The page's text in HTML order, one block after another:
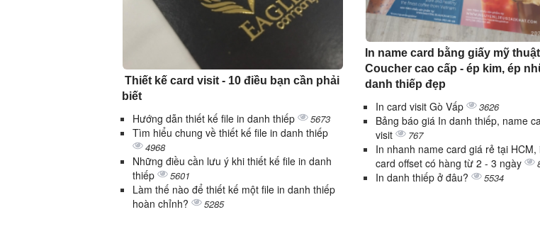
Thiết kế card visit - 10 điều bạn cần phải
biết
Hướng dẫn thiết kế file in danh thiếp 5673
Tìm hiểu chung về thiết kế file in danh thiếp
4968
Những điều cần lưu ý khi thiết kế file in danh
thiếp
5601
Làm thế nào để thiết kế một file in danh thiếp
hoàn chỉnh?
5285
In name card bằng giấy mỹ
Coucher cao cấp - ép kim, ép
danh thiếp đẹp
In card visit Gò Vấp 3626
Bảng báo giá In danh thiếp, name
visit
767
In nhanh name card giá rẻ tại HCM,
card offset có hàng từ 2 - 3 ngày
In danh thiếp ở đâu? 5534